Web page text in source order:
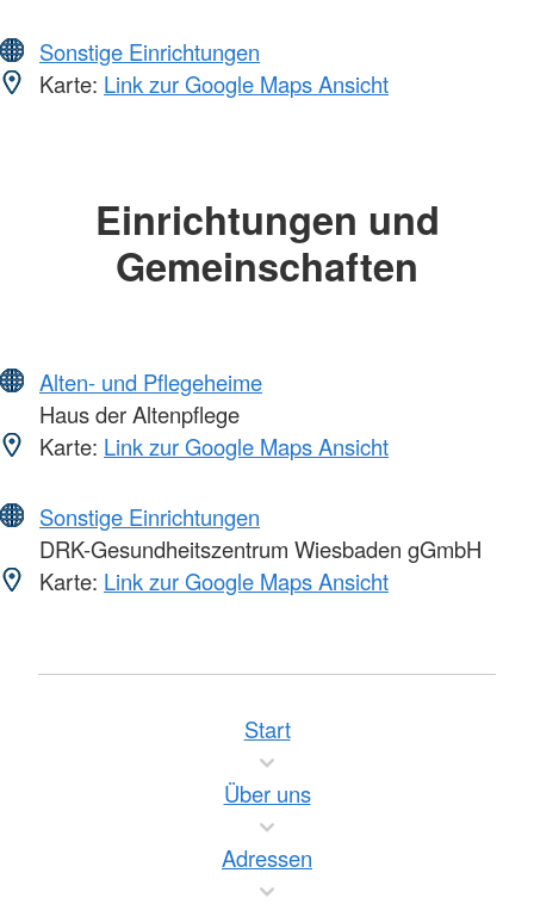
Sonstige Einrichtungen
Karte: Link zur Google Maps Ansicht
Einrichtungen und
Gemeinschaften
Alten- und Pflegeheime
Haus der Altenpflege
Karte: Link zur Google Maps Ansicht
Sonstige Einrichtungen
DRK-Gesundheitszentrum Wiesbaden gGmbH
Karte: Link zur Google Maps Ansicht
Start
Über uns
Adressen